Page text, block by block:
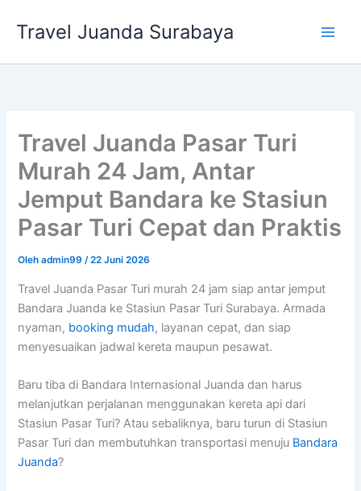
Travel Juanda Surabaya
Travel Juanda Pasar Turi
Murah 24 Jam, Antar
Jemput Bandara ke Stasiun
Pasar Turi Cepat dan Praktis
Olehadmin99/22 Juni 2026
Travel Juanda Pasar Turi murah 24 jam siap antar jemput
Bandara Juanda ke Stasiun Pasar Turi Surabaya. Armada
nyaman, booking mudah, layanan cepat, dan siap
menyesuaikan jadwal kereta maupun pesawat.
Baru tiba di Bandara Internasional Juanda dan harus
melanjutkan perjalanan menggunakan kereta api dari
Stasiun Pasar Turi? Atau sebaliknya, baru turun di Stasiun
Pasar Turi dan membutuhkan transportasi menuju Bandara
Juanda?